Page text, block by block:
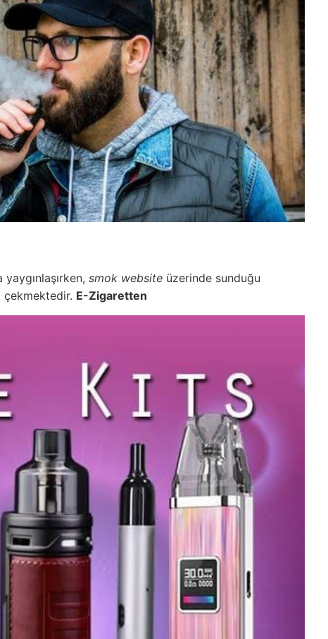
yaygınlaşırken, smok website üzerinde sunduğu
çekmektedir. E-Zigaretten